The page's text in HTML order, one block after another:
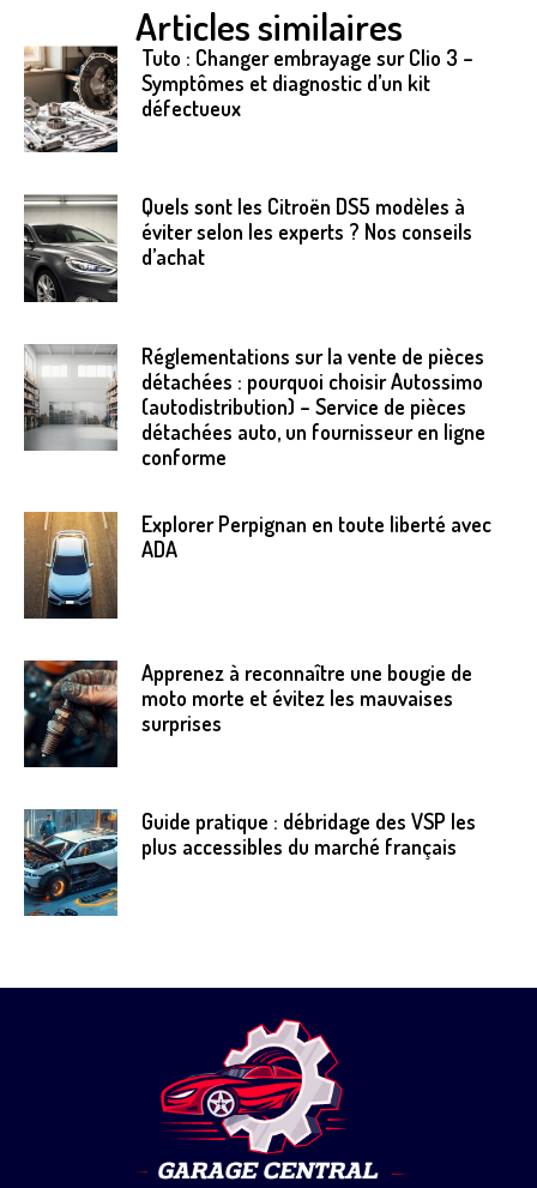
Articles similaires
Tuto : Changer embrayage sur Clio 3 –
Symptômes et diagnostic d’un kit
défectueux
Quels sont les Citroën DS5 modèles à
éviter selon les experts ? Nos conseils
d’achat
Réglementations sur la vente de pièces
détachées : pourquoi choisir Autossimo
(autodistribution) – Service de pièces
détachées auto, un fournisseur en ligne
conforme
Explorer Perpignan en toute liberté avec
ADA
Apprenez à reconnaître une bougie de
moto morte et évitez les mauvaises
surprises
Guide pratique : débridage des VSP les
plus accessibles du marché français